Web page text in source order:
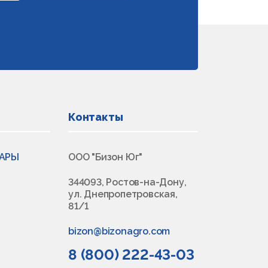
Контакты
ООО "Бизон Юг"
344093, Ростов-на-Дону,
ул. Днепропетровская,
81/1
bizon@bizonagro.com
8 (800) 222-43-03